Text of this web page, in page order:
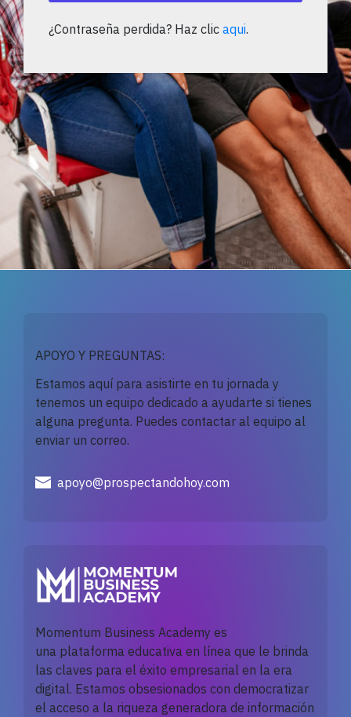
¿Contraseña perdida? Haz clic aqui.
APOYO Y PREGUNTAS:
Estamos aquí para asistirte en tu jornada y
tenemos un equipo dedicado a ayudarte si tienes
alguna pregunta. Puedes contactar al equipo al
enviar un correo.
apoyo@prospectandohoy.com
Momentum Business Academy es
una plataforma educativa en línea que le brinda
las claves para el éxito empresarial en la era
digital. Estamos obsesionados con democratizar
el acceso a la riqueza generadora de información